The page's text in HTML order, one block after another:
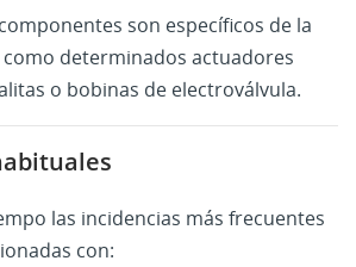
son específicos de la
determinados actuadores
o bobinas de electroválvula.
las incidencias más frecuentes
con: